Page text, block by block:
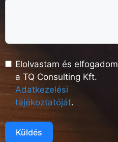
Elolvastam és elfogadom
a TQ Consulting Kft.
Adatkezelési
tájékoztatóját.
Küldés